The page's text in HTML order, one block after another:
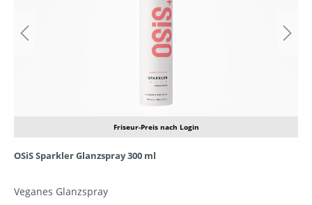
Friseur-Preis nach Login
OSiS Sparkler Glanzspray 300 ml
Veganes Glanzspray